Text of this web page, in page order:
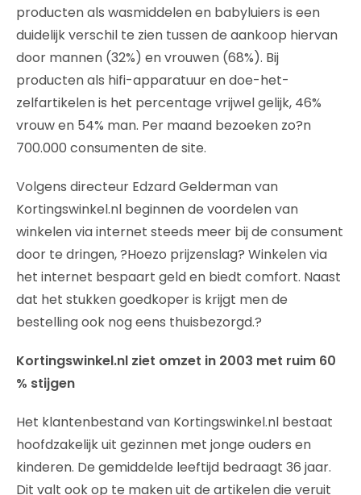
producten als wasmiddelen en babyluiers is een
duidelijk verschil te zien tussen de aankoop hiervan
door mannen (32%) en vrouwen (68%). Bij
producten als hifi-apparatuur en doe-het-
zelfartikelen is het percentage vrijwel gelijk, 46%
vrouw en 54% man. Per maand bezoeken zo?n
700.000 consumenten de site.
Volgens directeur Edzard Gelderman van
Kortingswinkel.nl beginnen de voordelen van
winkelen via internet steeds meer bij de consument
door te dringen, ?Hoezo prijzenslag? Winkelen via
het internet bespaart geld en biedt comfort. Naast
dat het stukken goedkoper is krijgt men de
bestelling ook nog eens thuisbezorgd.?
Kortingswinkel.nl ziet omzet in 2003 met ruim 60
% stijgen
Het klantenbestand van Kortingswinkel.nl bestaat
hoofdzakelijk uit gezinnen met jonge ouders en
kinderen. De gemiddelde leeftijd bedraagt 36 jaar.
Dit valt ook op te maken uit de artikelen die veruit